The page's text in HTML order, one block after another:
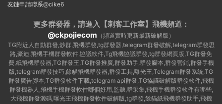
友鏈申請聯系@cike6
更多群發器，請進入【刺客工作室】 飛機頻道：
@ckpojiecom （頻道實時更新最新破解版）
TG附近人自動群發,炒群,飛機群發,tg群發器,telegram群發破解,telegram群發思
路,豪迪,飛機手機群發軟件,協議軟件,Tg飛機協議群發,tg群發網頁版,TG群發免
費,紙飛機群發器,TG群發王,TG群發推廣,群發助手,群發腳本,群發營銷,群發手機
版,telegram群發技巧,餘貓飛機群發器,群發工具,曝光王,Telegram群發系統,TG
群發廣告腳本,TG群發軟件下載,telegram api群發,TG協議破解版群發軟件,飛機
群發機器人,飛機手機群發軟件哪個好用,監聽,群采集,飛機手機群發軟件有哪些,
大飛機群發源碼,曝光王飛機群發軟件破解版,tg群發,餘貓紙飛機群發助手,飛機